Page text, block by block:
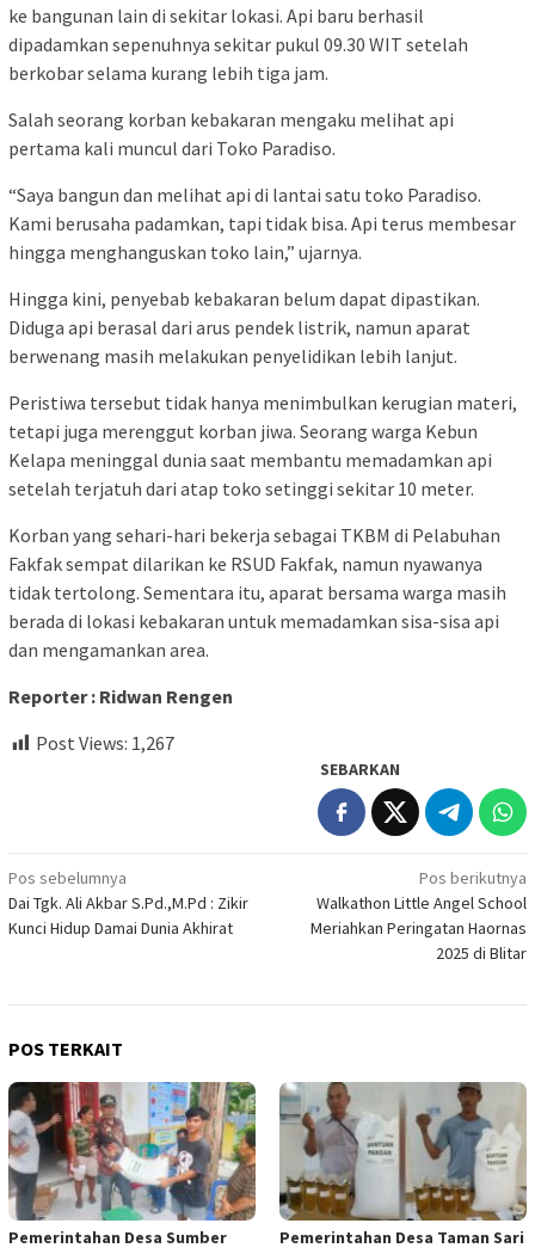
ke bangunan lain di sekitar lokasi. Api baru berhasil
dipadamkan sepenuhnya sekitar pukul 09.30 WIT setelah
berkobar selama kurang lebih tiga jam.
Salah seorang korban kebakaran mengaku melihat api
pertama kali muncul dari Toko Paradiso.
“Saya bangun dan melihat api di lantai satu toko Paradiso.
Kami berusaha padamkan, tapi tidak bisa. Api terus membesar
hingga menghanguskan toko lain,” ujarnya.
Hingga kini, penyebab kebakaran belum dapat dipastikan.
Diduga api berasal dari arus pendek listrik, namun aparat
berwenang masih melakukan penyelidikan lebih lanjut.
Peristiwa tersebut tidak hanya menimbulkan kerugian materi,
tetapi juga merenggut korban jiwa. Seorang warga Kebun
Kelapa meninggal dunia saat membantu memadamkan api
setelah terjatuh dari atap toko setinggi sekitar 10 meter.
Korban yang sehari-hari bekerja sebagai TKBM di Pelabuhan
Fakfak sempat dilarikan ke RSUD Fakfak, namun nyawanya
tidak tertolong. Sementara itu, aparat bersama warga masih
berada di lokasi kebakaran untuk memadamkan sisa-sisa api
dan mengamankan area.
Reporter : Ridwan Rengen
Post Views: 1,267
SEBARKAN
Navigasi
pos
Pos sebelumnya
Dai Tgk. Ali Akbar S.Pd.,M.Pd : Zikir
Kunci Hidup Damai Dunia Akhirat
Pos berikutnya
Walkathon Little Angel School
Meriahkan Peringatan Haornas
2025 di Blitar
POS TERKAIT
Pemerintahan Desa Sumber
Pemerintahan Desa Taman Sari